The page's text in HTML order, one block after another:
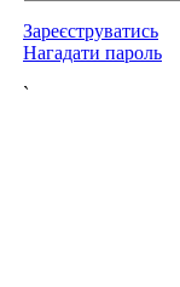
Зареєструватись
Нагадати пароль
`